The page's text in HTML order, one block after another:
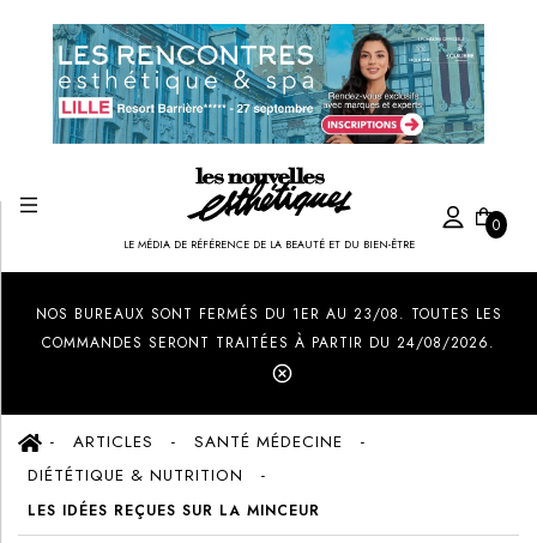
LE MÉDIA DE RÉFÉRENCE DE LA BEAUTÉ ET DU BIEN-ÊTRE
0
NOS BUREAUX SONT FERMÉS DU 1ER AU 23/08. TOUTES LES
COMMANDES SERONT TRAITÉES À PARTIR DU 24/08/2026.
ARTICLES
SANTÉ MÉDECINE
DIÉTÉTIQUE & NUTRITION
LES IDÉES REÇUES SUR LA MINCEUR